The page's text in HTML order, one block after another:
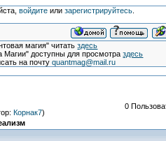
войдитеили зарегистрируйтесь.
магия" читатьздесь
Магии" доступны для просмотраздесь
на почтуquantmag@mail.ru
Корнак7)
0